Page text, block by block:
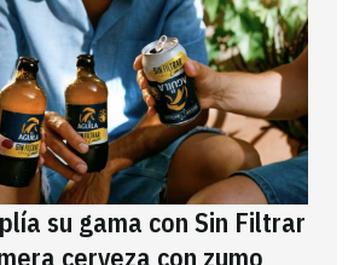
su gama con Sin Filtrar
cerveza con zumo